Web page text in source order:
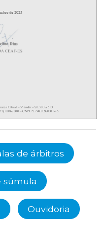
de árbitros
súmula
Ouvidoria